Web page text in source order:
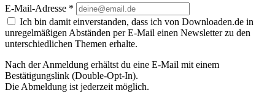
E-Mail-Adresse *
Ich bin damit einverstanden, dass ich von Downloaden.de in
unregelmäßigen Abständen per E-Mail einen Newsletter zu den
unterschiedlichen Themen erhalte.
Nach der Anmeldung erhältst du eine E-Mail mit einem
Bestätigungslink (Double-Opt-In).
Die Abmeldung ist jederzeit möglich.